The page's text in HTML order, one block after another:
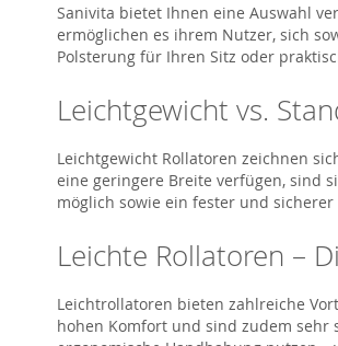
Sanivita bietet Ihnen eine Auswahl
ermöglichen es ihrem Nutzer, sich
Polsterung für Ihren Sitz oder
Leichtgewicht vs.
Leichtgewicht Rollatoren zeichnen
eine geringere Breite verfügen, sind
möglich sowie ein fester und
Leichte Rollatoren –
Leichtrollatoren bieten zahlreiche
hohen Komfort und sind zudem sehr